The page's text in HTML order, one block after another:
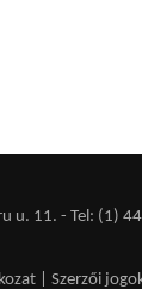
u. 11. - Tel: (1)
Szerzői